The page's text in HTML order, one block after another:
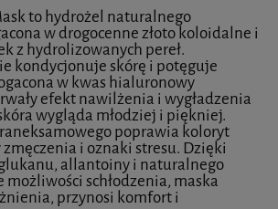
to hydrożel naturalnego
w drogocenne złoto koloidalne i
z hydrolizowanych pereł.
kondycjonuje skórę i potęguje
w kwas hialuronowy
efekt nawilżenia i wygładzenia
wygląda młodziej i piękniej.
poprawia koloryt
zmęczenia i oznaki stresu. Dzięki
allantoiny i naturalnego
możliwości schłodzenia, maska
przynosi komfort i